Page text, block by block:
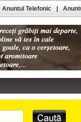
Anuntul Telefonic